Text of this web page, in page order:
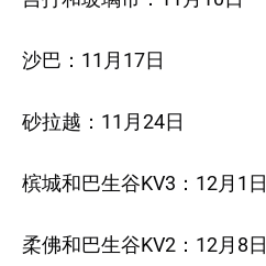
沙巴：11月17日
砂拉越：11月24日
槟城和巴生谷KV3：12月1日
柔佛和巴生谷KV2：12月8日